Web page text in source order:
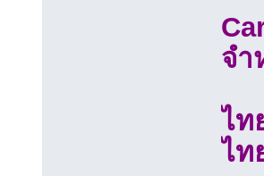
จำ
ไท
ไท